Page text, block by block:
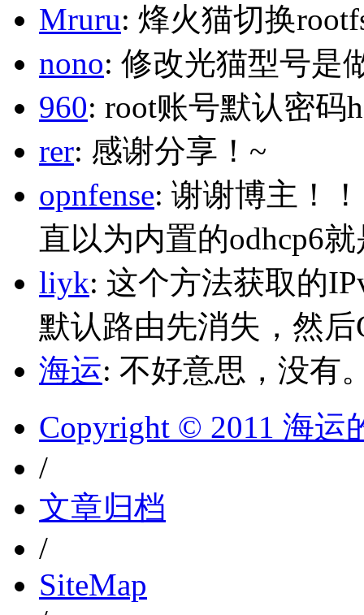
Mruru: 烽火猫切换
nono: 修改光猫型号是
960: root账号默认密码
rer: 感谢分享！~
opnfense: 谢谢博主！
直以为内置的odhcp6
liyk: 这个方法获取的
默认路由先消失，然
海运: 不好意思，没有
Copyright © 2011 海运
/
文章归档
/
SiteMap